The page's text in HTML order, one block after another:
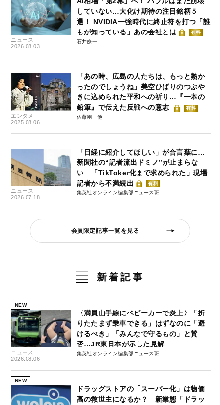
ニュース
2026.08.03
していない…大化け期待の注目銘柄５
選！ NVIDIA一強時代に終止符を打つ「誰
もが知っている」あの会社とは
有料
石井僚一
エンタメ
2025.08.06
「あの時、広島の人たちは、もっと熱か
ったのでしょうね」美空ひばりのつぶや
きに込められた平和への祈り…『一本の
鉛筆』で伝えた反戦への意志
有料
佐藤剛
ニュース
2026.07.18
「日経に紹介してほしい」が合言葉に…
新聞社の“記者流出ドミノ”が止まらな
い 「TikToker化まで求められた」現場
記者から不満続出
有料
集英社オンライン編集部ニュース班
会員限定記事一覧を見る
新着記事
NEW
ニュース
2026.08.06
〈満員山手線にベビーカーで炎上〉「折
りたたまず乗車できる」はずなのに「避
けるべき」「みんなで守るもの」と賛
否…JR東日本が示した見解
集英社オンライン編集部ニュース班
NEW
ドラッグストアの「スーパー化」は物価
高の救世主になるか？ 新業態「ドラッ